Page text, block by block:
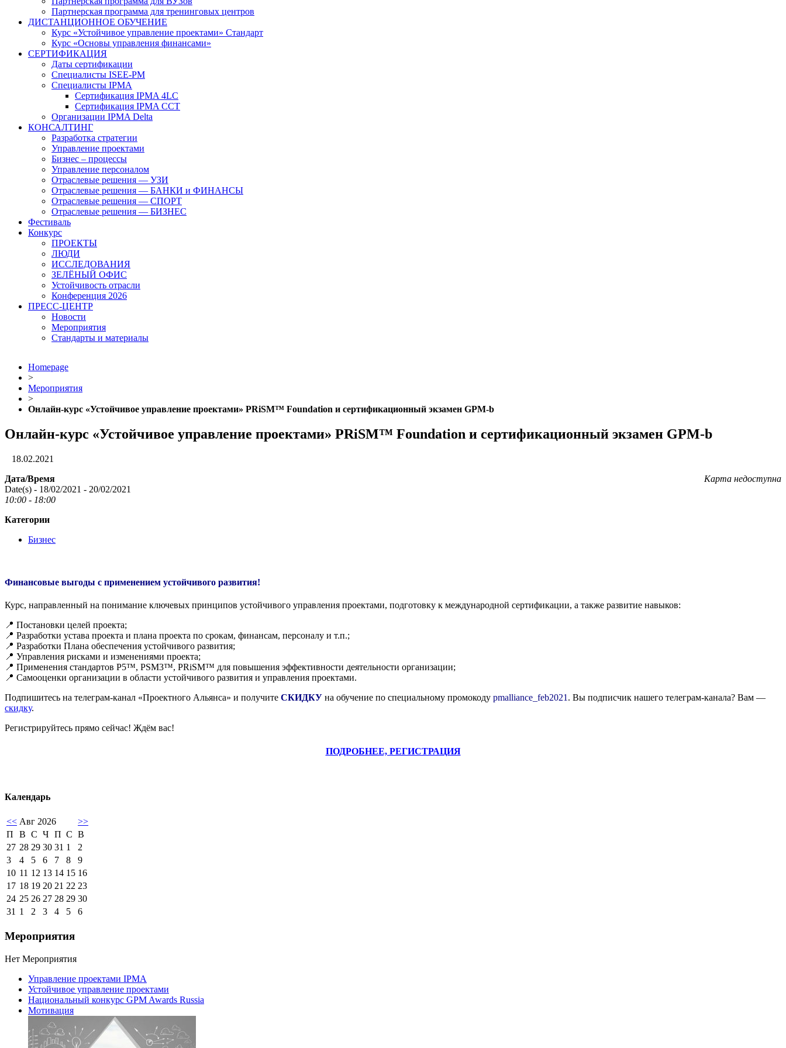
Партнерская программа для тренинговых центров
ДИСТАНЦИОННОЕ ОБУЧЕНИЕ
Курс «Устойчивое управление проектами» Стандарт
Курс «Основы управления финансами»
СЕРТИФИКАЦИЯ
Даты сертификации
Специалисты ISEE-PM
Специалисты IPMA
Сертификация IPMA 4LC
Сертификация IPMA CCT
Организации IPMA Delta
КОНСАЛТИНГ
Разработка стратегии
Управление проектами
Бизнес – процессы
Управление персоналом
Отраслевые решения — УЗИ
Отраслевые решения — БАНКИ и ФИНАНСЫ
Отраслевые решения — СПОРТ
Отраслевые решения — БИЗНЕС
Фестиваль
Конкурс
ПРОЕКТЫ
ЛЮДИ
ИССЛЕДОВАНИЯ
ЗЕЛЁНЫЙ ОФИС
Устойчивость отрасли
Конференция 2026
ПРЕСС-ЦЕНТР
Новости
Мероприятия
Стандарты и материалы
Homepage
>
Мероприятия
>
Онлайн-курс «Устойчивое управление проектами» PRiSM™ Foundation и сертификационный экзамен GPM-b
Онлайн-курс «Устойчивое управление проектами» PRiSM™ Foundation и сертификационный экзамен GPM-b
18.02.2021
Карта недоступна
Дата/Время
Date(s) - 18/02/2021 - 20/02/2021
10:00 - 18:00
Категории
Бизнес
Финансовые выгоды с применением устойчивого развития!
Курс, направленный на понимание ключевых принципов устойчивого управления проектами, подготовку к международной сертификации, а также развитие навыков:
📍 Постановки целей проекта;
📍 Разработки устава проекта и плана проекта по срокам, финансам, персоналу и т.п.;
📍 Разработки Плана обеспечения устойчивого развития;
📍 Управления рисками и изменениями проекта;
📍 Применения стандартов P5™, PSM3™, PRiSM™ для повышения эффективности деятельности организации;
📍 Самооценки организации в области устойчивого развития и управления проектами.
Подпишитесь на телеграм-канал «Проектного Альянса» и получите СКИДКУ на обучение по специальному промокоду pmalliance_feb2021 . Вы подписчик нашего телеграм-канала? Вам —
скидку.
Регистрируйтесь прямо сейчас! Ждём вас!
ПОДРОБНЕЕ, РЕГИСТРАЦИЯ
Календарь
<< Авг 2026
>>
П
В С Ч П С В
27 28 29 30 31 1
2
3
4 5 6 7 8
9
10 11 12 13 14 15 16
17 18 19 20 21 22 23
24 25 26 27 28 29 30
31 1 2 3 4 5 6
Мероприятия
Нет Мероприятия
Управление проектами IPMA
Устойчивое управление проектами
Национальный конкурс GPM Awards Russia
Мотивация